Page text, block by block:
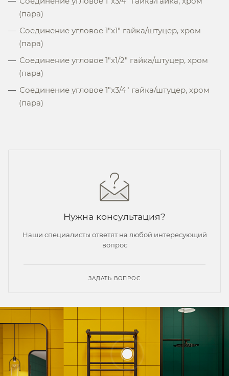
(пара)
Соединение угловое 1"x1" гайка/штуцер, хром
(пара)
Соединение угловое 1"x1/2" гайка/штуцер, хром
(пара)
Соединение угловое 1"x3/4" гайка/штуцер, хром
(пара)
Нужна консультация?
Наши специалисты ответят на любой интересующий
вопрос
ЗАДАТЬ ВОПРОС